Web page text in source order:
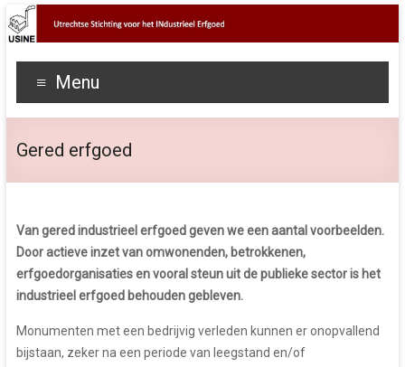
Menu
Gered erfgoed
Van gered industrieel erfgoed geven we een aantal voorbeelden.
Door actieve inzet van omwonenden, betrokkenen,
erfgoedorganisaties en vooral steun uit de publieke sector is het
industrieel erfgoed behouden gebleven.
Monumenten met een bedrijvig verleden kunnen er onopvallend
bijstaan, zeker na een periode van leegstand en/of